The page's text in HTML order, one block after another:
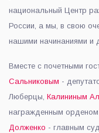
национальный Центр
России, а мы, в свою
нашими начинаниями и
Вместе с почетными
Сальниковым -
Люберцы, Калининым
награжденным орденом
Долженко - главным